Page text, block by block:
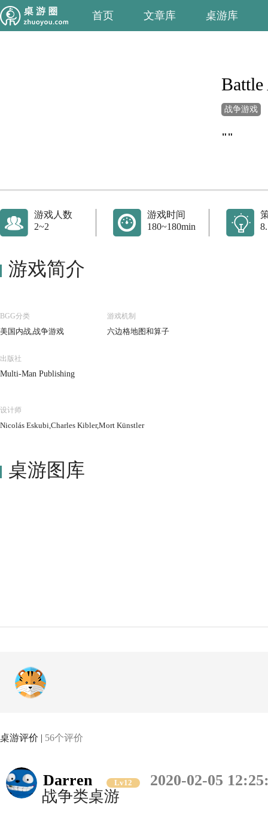
首页 文章库 桌游库
Battle
战争游戏
""
游戏人数
2~2
游戏时间
180~180min
游戏简介
BGG分类
美国内战,战争游戏
游戏机制
六边格地图和算子
出版社
Multi-Man Publishing
设计师
Nicolás Eskubi,Charles Kibler,Mort Künstler
桌游图库
桌游评价 | 56个评价
Darren Lv12
2020-02-05
战争类桌游